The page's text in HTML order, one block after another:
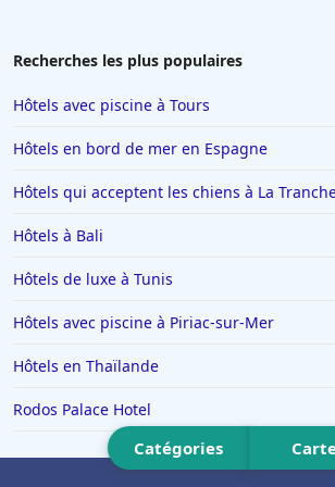
Hôtels à Salou
Hôtels à Saint-Remy-de-Provence
Hôtels à Chambéry
Hôtels à Tignes
Hôtels dans le Var
Hôtels en Italie
Hôtels à MiamiCatégories
Recherches les plus populaires
Hôtels avec piscine à Tours
Hôtels en bord de mer en Espagne
Hôtels qui acceptent les chiens à La
Hôtels à Bali
Hôtels de luxe à Tunis
Hôtels avec piscine à Piriac-sur-Mer
Hôtels en Thaïlande
Rodos Palace Hotel